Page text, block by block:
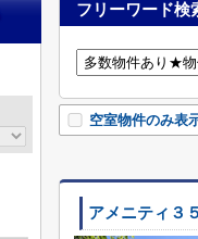
フリーワード検
空室物件のみ表
アメニティ３５